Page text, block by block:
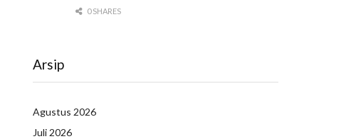
0 SHARES
Arsip
Agustus 2026
Juli 2026